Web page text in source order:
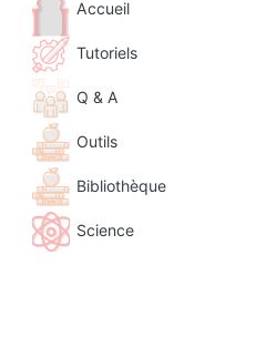
Accueil
Tutoriels
Q & A
Outils
Bibliothèque
Science